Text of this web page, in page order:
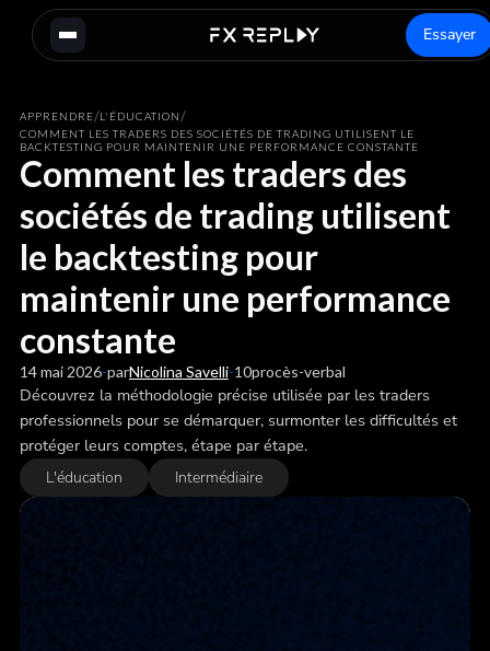
Essayer
APPRENDRE/L'ÉDUCATION/
COMMENT LES TRADERS DES SOCIÉTÉS DE TRADING UTILISENT LE
BACKTESTING POUR MAINTENIR UNE PERFORMANCE CONSTANTE
Comment les traders des
sociétés de trading utilisent
le backtesting pour
maintenir une performance
constante
14 mai 2026-parNicolina Savelli-10procès-verbal
Découvrez la méthodologie précise utilisée par les traders
professionnels pour se démarquer, surmonter les difficultés et
protéger leurs comptes, étape par étape.
L'éducation Intermédiaire